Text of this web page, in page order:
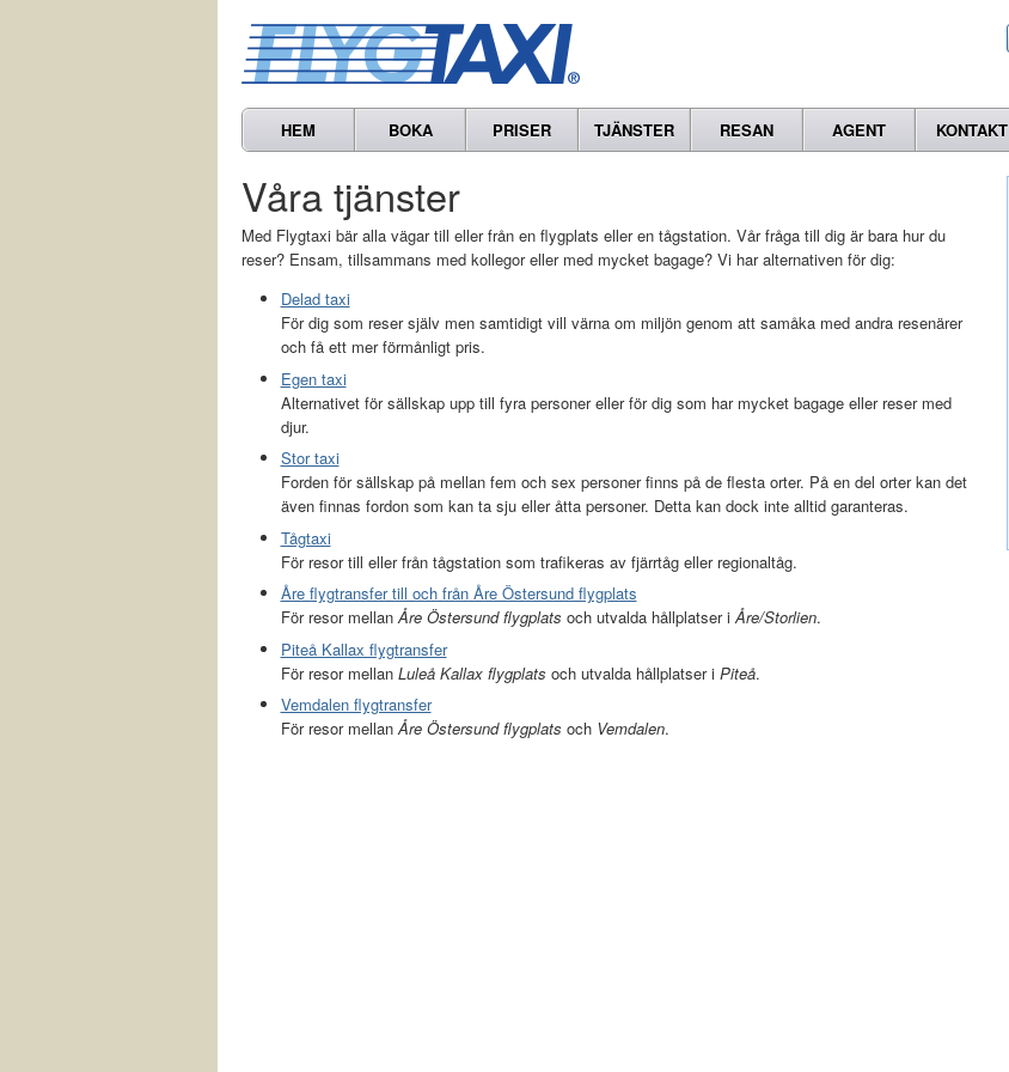
HEM BOKA PRISER TJÄNSTER RESAN AGENT KONTAKT
Våra tjänster
Med Flygtaxi bär alla vägar till eller från en flygplats eller en tågstation. Vår fråga till dig är bara hur du
reser? Ensam, tillsammans med kollegor eller med mycket bagage? Vi har alternativen för dig:
Delad taxi
För dig som reser själv men samtidigt vill värna om miljön genom att samåka med andra resenärer
och få ett mer förmånligt pris.
Egen taxi
Alternativet för sällskap upp till fyra personer eller för dig som har mycket bagage eller reser med
djur.
Stor taxi
Forden för sällskap på mellan fem och sex personer finns på de flesta orter. På en del orter kan det
även finnas fordon som kan ta sju eller åtta personer. Detta kan dock inte alltid garanteras.
Tågtaxi
För resor till eller från tågstation som trafikeras av fjärrtåg eller regionaltåg.
Åre flygtransfer till och från Åre Östersund flygplats
För resor mellanÅre Östersund flygplats och utvalda hållplatser iÅre/Storlien.
Piteå Kallax flygtransfer
För resor mellan Luleå Kallax flygplats och utvalda hållplatser i Piteå.
Vemdalen flygtransfer
För resor mellanÅre Östersund flygplats och Vemdalen.